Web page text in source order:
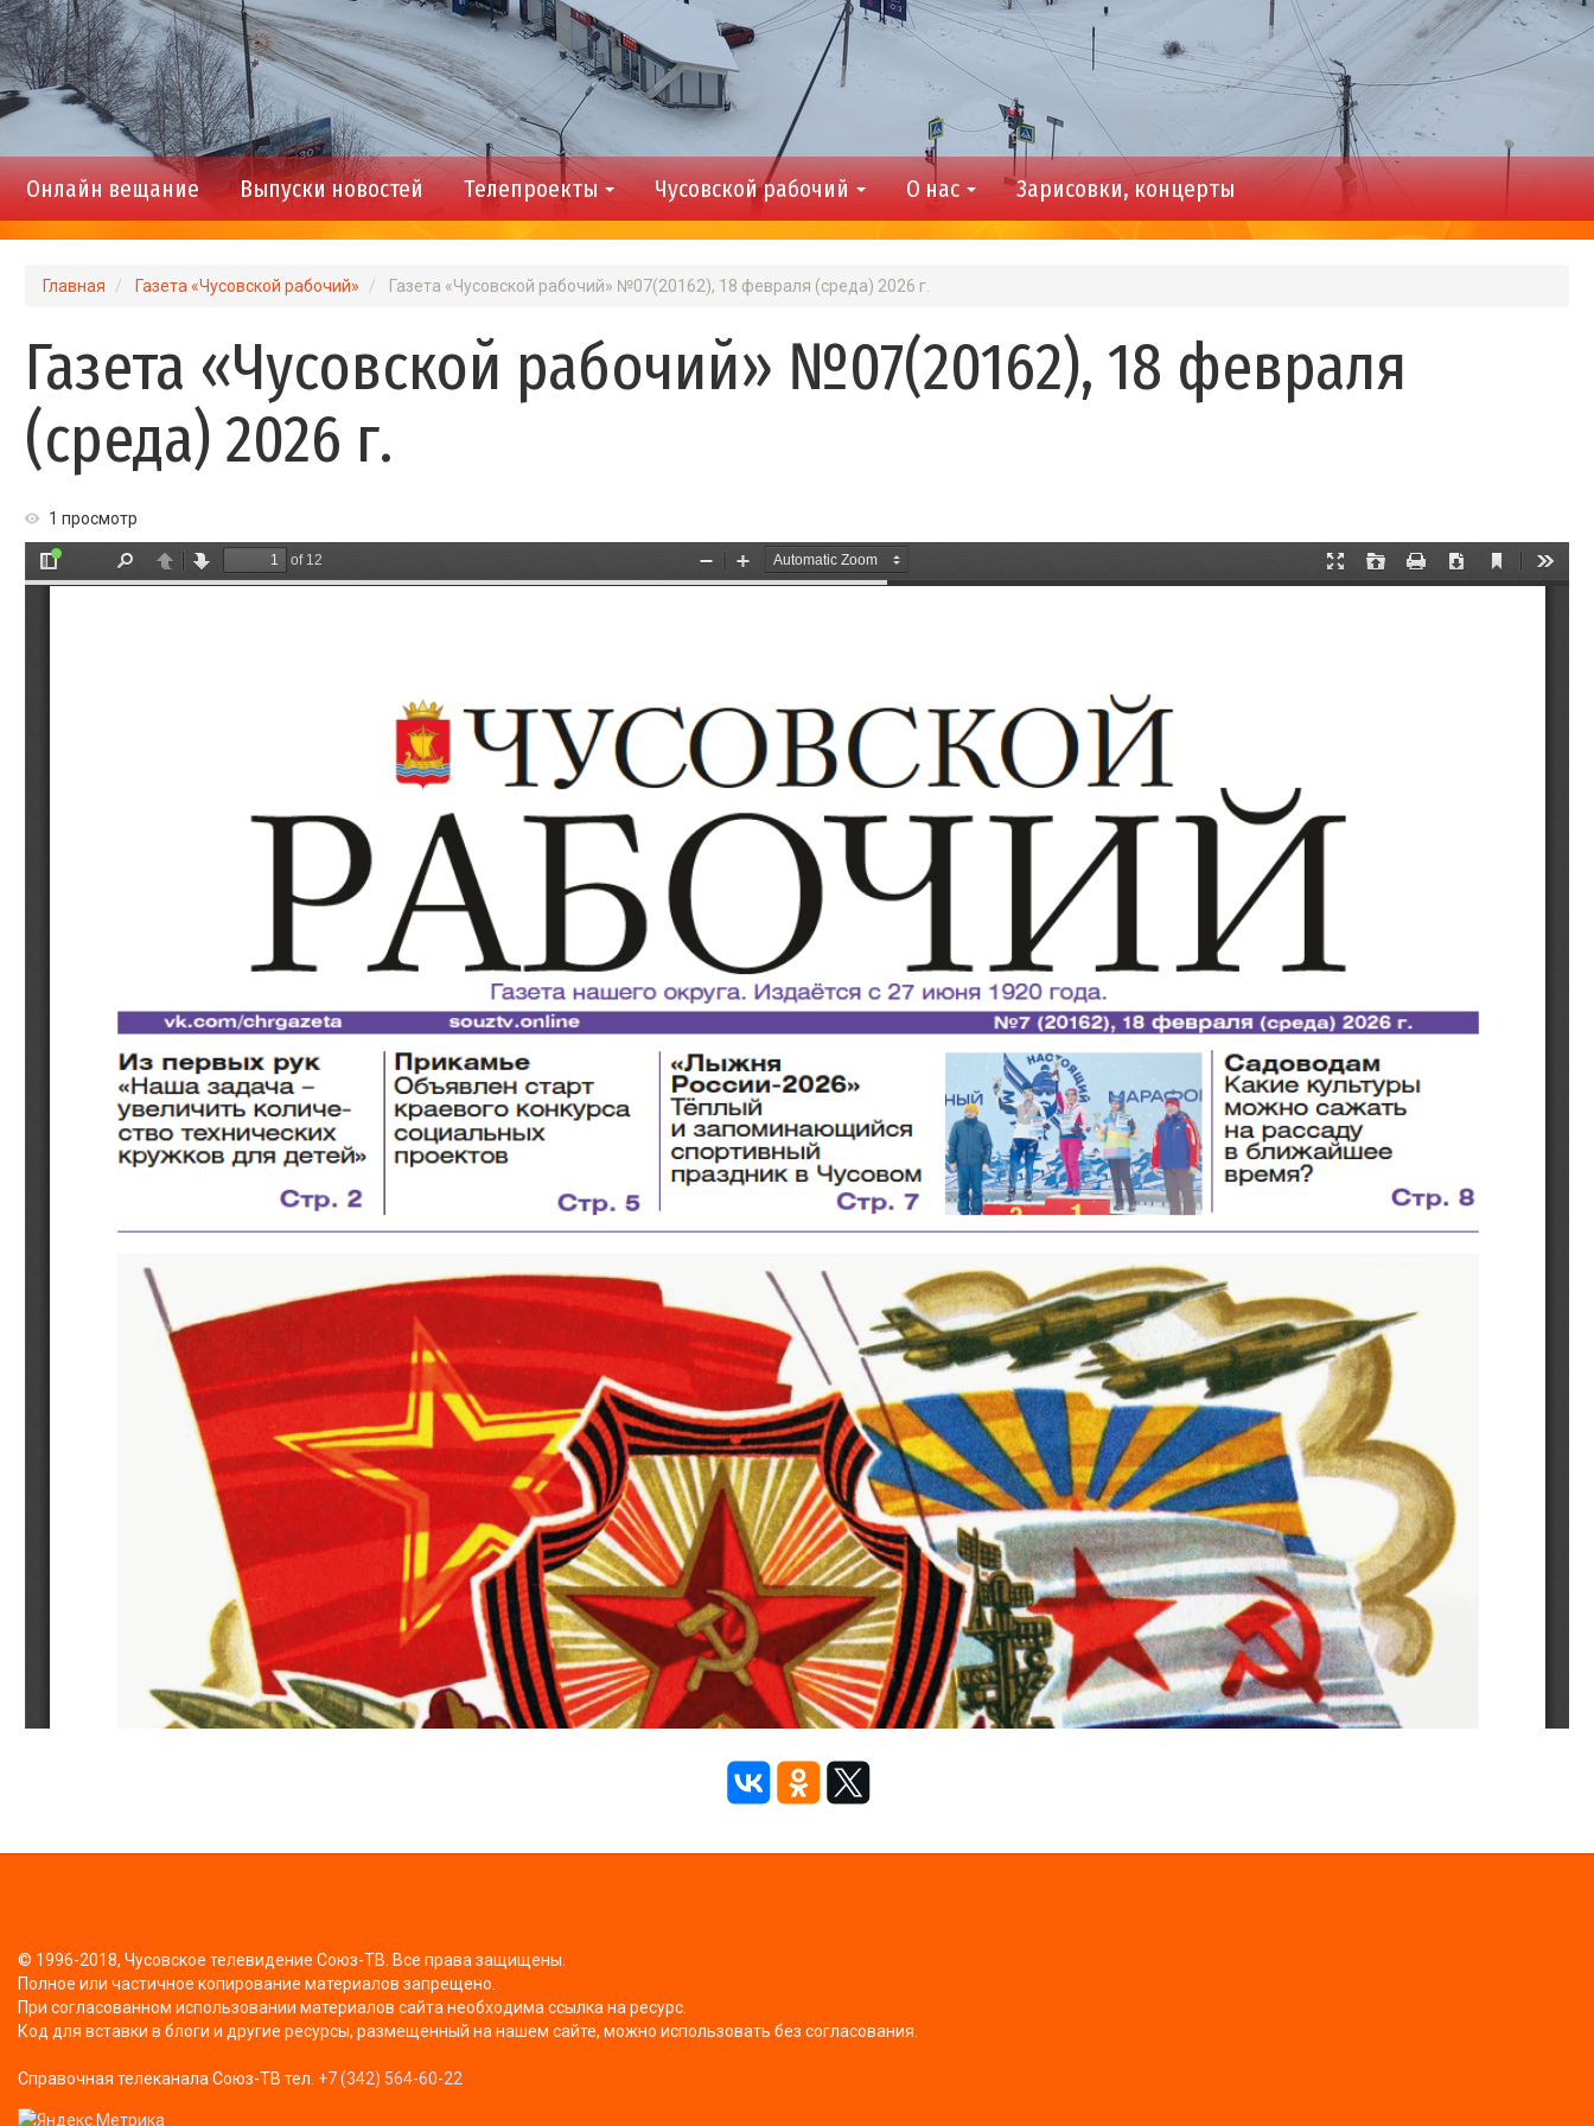
Main
navigation
Онлайн вещание Выпуски новостей Телепроекты Чусовской рабочий О нас Зарисовки, концерты
Главная Газета «Чусовской рабочий» Газета «Чусовской рабочий» №07(20162), 18 февраля (среда) 2026 г.
Газета «Чусовской рабочий» №07(20162), 18 февраля
(среда) 2026 г.
1 просмотр
© 1996-2018, Чусовское телевидение Союз-ТВ. Все права защищены.
Полное или частичное копирование материалов запрещено.
При согласованном использовании материалов сайта необходима ссылка на ресурс.
Код для вставки в блоги и другие ресурсы, размещенный на нашем сайте, можно использовать без согласования.
Справочная телеканала Союз-ТВ тел. +7 (342) 564-60-22